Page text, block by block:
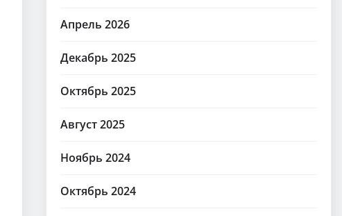
Апрель 2026
Декабрь 2025
Октябрь 2025
Август 2025
Ноябрь 2024
Октябрь 2024